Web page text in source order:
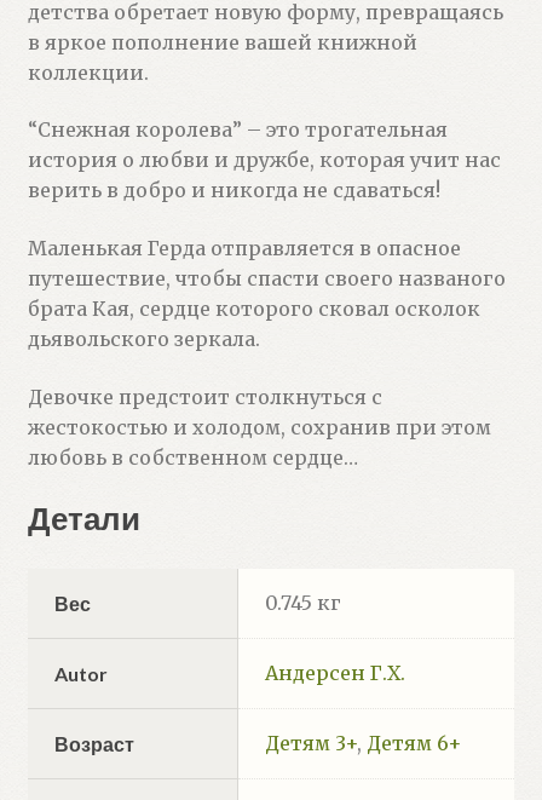
детства обретает новую форму, превращаясь
в яркое пополнение вашей книжной
коллекции.
“Снежная королева” – это трогательная
история о любви и дружбе, которая учит нас
верить в добро и никогда не сдаваться!
Маленькая Герда отправляется в опасное
путешествие, чтобы спасти своего названого
брата Кая, сердце которого сковал осколок
дьявольского зеркала.
Девочке предстоит столкнуться с
жестокостью и холодом, сохранив при этом
любовь в собственном сердце…
Детали
Вес 0.745 кг
Autor Андерсен Г.Х.
Возраст Детям 3+, Детям 6+